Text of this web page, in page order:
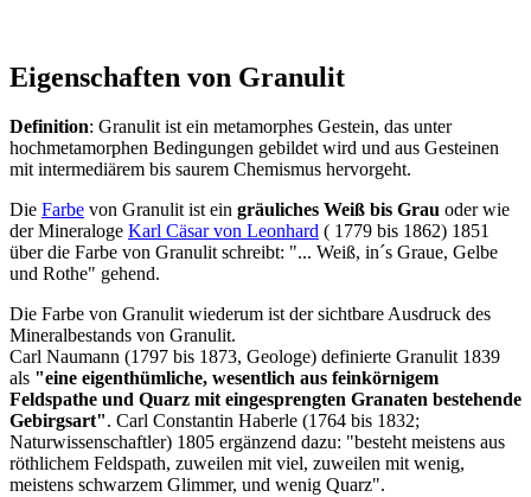
Eigenschaften von Granulit
Definition: Granulit ist ein metamorphes Gestein, das unter
hochmetamorphen Bedingungen gebildet wird und aus Gesteinen
mit intermediärem bis saurem Chemismus hervorgeht.
Die Farbe von Granulit ist ein gräuliches Weiß bis Grau oder wie
der Mineraloge Karl Cäsar von Leonhard ( 1779 bis 1862) 1851
über die Farbe von Granulit schreibt: "... Weiß, in´s Graue, Gelbe
und Rothe" gehend.
Die Farbe von Granulit wiederum ist der sichtbare Ausdruck des
Mineralbestands von Granulit.
Carl Naumann (1797 bis 1873, Geologe) definierte Granulit 1839
als "eine eigenthümliche, wesentlich aus feinkörnigem
Feldspathe und Quarz mit eingesprengten Granaten bestehende
Gebirgsart". Carl Constantin Haberle (1764 bis 1832;
Naturwissenschaftler) 1805 ergänzend dazu: "besteht meistens aus
röthlichem Feldspath, zuweilen mit viel, zuweilen mit wenig,
meistens schwarzem Glimmer, und wenig Quarz".